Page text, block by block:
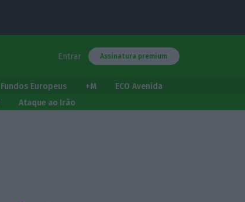
Entrar Assinatura premium
Fundos Europeus +M
ECO Avenida
Ataque ao Irão